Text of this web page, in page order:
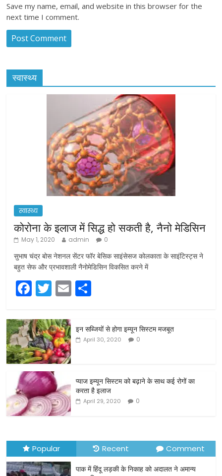
Save my name, email, and website in this browser for the
next time I comment.
स्वास्थ्य
स्वास्थ्य
कोरोना के इलाज में सिद्ध हो सकती है, नैनो मेडिसिन
May 1, 2020 admin 0
सुभाष चंद्र बोस नेशनल सेंटर फॉर बेसिक साइंसेसज कोलकाता के साइंटिस्ट्स ने
बहुत सेफ और प्रभावशाली नैनोमेडिसिन विकसित करने में
F
a
c
e
b
o
o
k
T
w
itt
er
E
m
ar
e
इन सब्जियों से होगा इम्यून सिस्टम मजबूत
April 30, 2020 0
प्याज इम्यून सिस्टम को बढ़ाने के साथ कई रोगों का
करता है इलाज
April 29, 2020 0
Popular Recent Comment
पाक में हिंदू लड़की के निकाह को अदालत ने अमान्य